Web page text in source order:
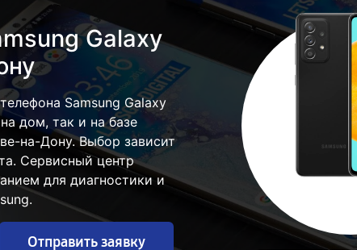
Galaxy
Samsung Galaxy
дом, так и на базе
на-Дону. Выбор зависит
Сервисный центр
для диагностики и
Отправить заявку